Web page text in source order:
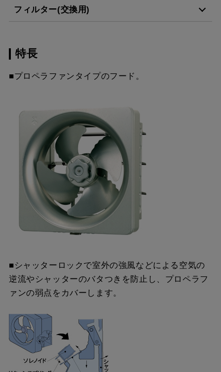
フィルター(交換用)
CSF17-3421
スクロールできます
特長
■プロペラファンタイプのフード。
■シャッターロックで室外の強風などによる空気の
逆流やシャッターのバタつきを防止し、プロペラフ
ァンの弱点をカバーします。